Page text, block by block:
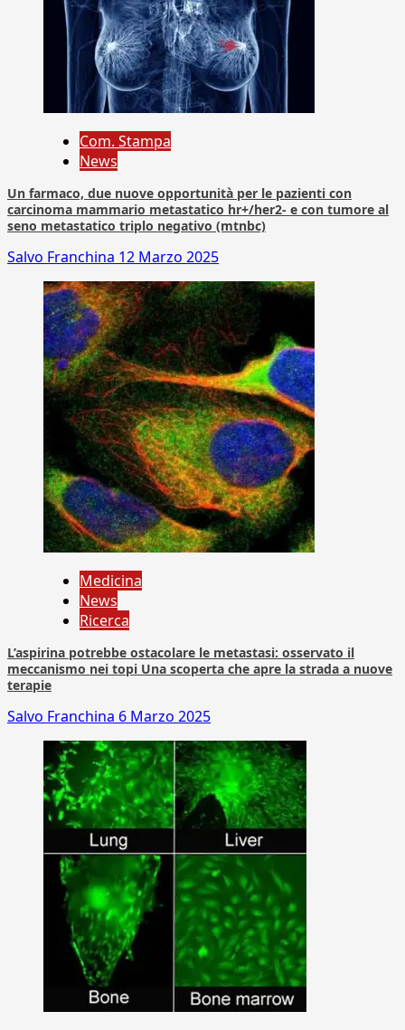
Com. Stampa
News
Un farmaco, due nuove opportunità per le pazienti con
carcinoma mammario metastatico hr+/her2- e con tumore al
seno metastatico triplo negativo (mtnbc)
Salvo Franchina 12 Marzo 2025
Medicina
News
Ricerca
L’aspirina potrebbe ostacolare le metastasi: osservato il
meccanismo nei topi Una scoperta che apre la strada a nuove
terapie
Salvo Franchina 6 Marzo 2025